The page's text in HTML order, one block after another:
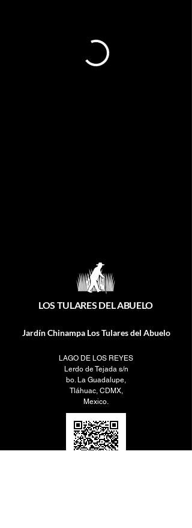
LOS TULARES DEL ABUELO
Jardín Chinampa Los Tulares del Abuelo
LAGO DE LOS REYES
Lerdo de Tejada s/n
bo. La Guadalupe,
Tláhuac, CDMX,
Mexico.